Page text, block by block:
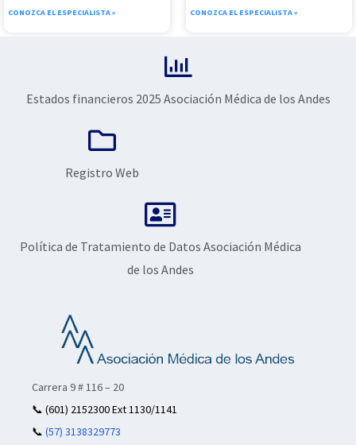
CONOZCA EL ESPECIALISTA » CONOZCA EL ESPECIALISTA »
Estados financieros 2025 Asociación Médica de los Andes
Registro Web
Política de Tratamiento de Datos Asociación Médica
de los Andes
Carrera 9 # 116 – 20
📞 (601) 2152300 Ext 1130/1141
📞 (57) 3138329773